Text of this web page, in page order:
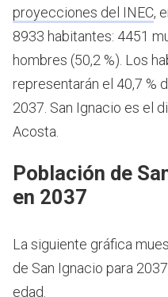
proyecciones del INEC,
8933 habitantes: 4451
hombres (50,2 %). Los
representarán el 40,7 %
2037. San Ignacio es el
Acosta.
Población de
en 2037
La siguiente gráfica
de San Ignacio para
edad.